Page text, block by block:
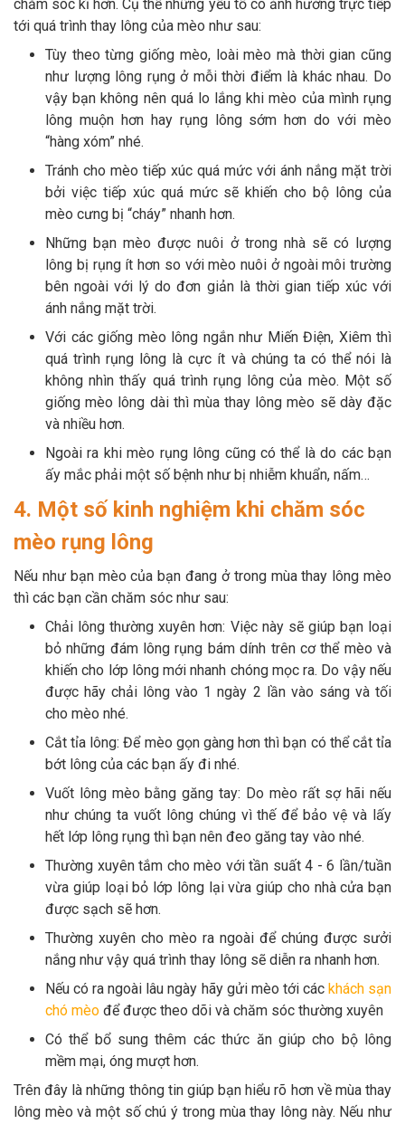
chăm sóc kĩ hơn. Cụ thể những yếu tố có ảnh hưởng trực tiếp
tới quá trình thay lông của mèo như sau:
Tùy theo từng giống mèo, loài mèo mà thời gian cũng
như lượng lông rụng ở mỗi thời điểm là khác nhau. Do
vậy bạn không nên quá lo lắng khi mèo của mình rụng
lông muộn hơn hay rụng lông sớm hơn do với mèo
“hàng xóm” nhé.
Tránh cho mèo tiếp xúc quá mức với ánh nắng mặt trời
bởi việc tiếp xúc quá mức sẽ khiến cho bộ lông của
mèo cưng bị “cháy” nhanh hơn.
Những bạn mèo được nuôi ở trong nhà sẽ có lượng
lông bị rụng ít hơn so với mèo nuôi ở ngoài môi trường
bên ngoài với lý do đơn giản là thời gian tiếp xúc với
ánh nắng mặt trời.
Với các giống mèo lông ngắn như Miến Điện, Xiêm thì
quá trình rụng lông là cực ít và chúng ta có thể nói là
không nhìn thấy quá trình rụng lông của mèo. Một số
giống mèo lông dài thì mùa thay lông mèo sẽ dày đặc
và nhiều hơn.
Ngoài ra khi mèo rụng lông cũng có thể là do các bạn
ấy mắc phải một số bệnh như bị nhiễm khuẩn, nấm…
4. Một số kinh nghiệm khi chăm sóc
mèo rụng lông
Nếu như bạn mèo của bạn đang ở trong mùa thay lông mèo
thì các bạn cần chăm sóc như sau:
Chải lông thường xuyên hơn: Việc này sẽ giúp bạn loại
bỏ những đám lông rụng bám dính trên cơ thể mèo và
khiến cho lớp lông mới nhanh chóng mọc ra. Do vậy nếu
được hãy chải lông vào 1 ngày 2 lần vào sáng và tối
cho mèo nhé.
Cắt tỉa lông: Để mèo gọn gàng hơn thì bạn có thể cắt tỉa
bớt lông của các bạn ấy đi nhé.
Vuốt lông mèo bằng găng tay: Do mèo rất sợ hãi nếu
như chúng ta vuốt lông chúng vì thế để bảo vệ và lấy
hết lớp lông rụng thì bạn nên đeo găng tay vào nhé.
Thường xuyên tắm cho mèo với tần suất 4 - 6 lần/tuần
vừa giúp loại bỏ lớp lông lại vừa giúp cho nhà cửa bạn
được sạch sẽ hơn.
Thường xuyên cho mèo ra ngoài để chúng được sưởi
nắng như vậy quá trình thay lông sẽ diễn ra nhanh hơn.
Nếu có ra ngoài lâu ngày hãy gửi mèo tới các khách sạn
chó mèo để được theo dõi và chăm sóc thường xuyên
Có thể bổ sung thêm các thức ăn giúp cho bộ lông
mềm mại, óng mượt hơn.
Trên đây là những thông tin giúp bạn hiểu rõ hơn về mùa thay
lông mèo và một số chú ý trong mùa thay lông này. Nếu như